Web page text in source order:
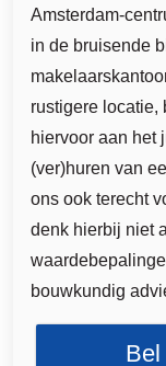
Amsterdam-
in de bruisende
rustigere locatie,
hiervoor aan het
(ver)huren van
ons ook terecht
denk hierbij niet
bouwkundig
Bel